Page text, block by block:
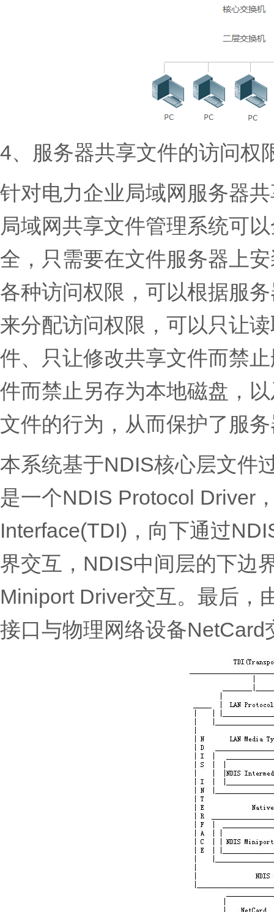
4、服务器共享文件的访问权
针对电力企业局域网服务器
局域网共享文件管理系统可
全，只需要在文件服务器上
各种访问权限，可以根据服
来分配访问权限，可以只让
件、只让修改共享文件而禁
件而禁止另存为本地磁盘，
文件的行为，从而保护了服
本系统基于NDIS核心层文件
是一个NDIS Protocol Driver
Interface(TDI)，向下通过
界交互，NDIS中间层的下边
Miniport Driver交互。最后，
接口与物理网络设备NetCard